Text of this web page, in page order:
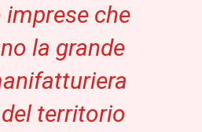
che
la grande
territorio